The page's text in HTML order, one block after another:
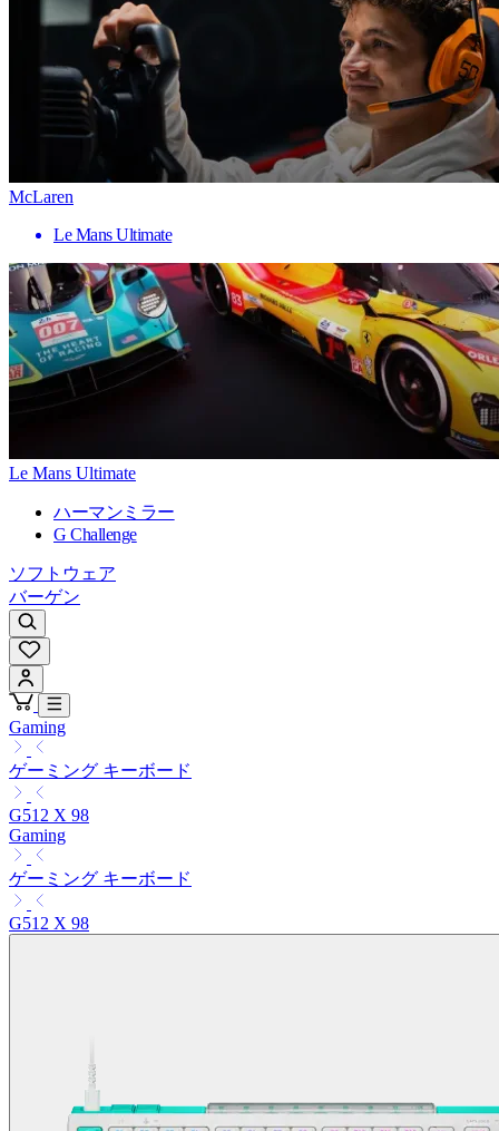
McLaren
Le Mans Ultimate
Le Mans Ultimate
ハーマンミラー
G Challenge
ソフトウェア
バーゲン
Gaming
ゲーミング キーボード
G512 X 98
Gaming
ゲーミング キーボード
G512 X 98